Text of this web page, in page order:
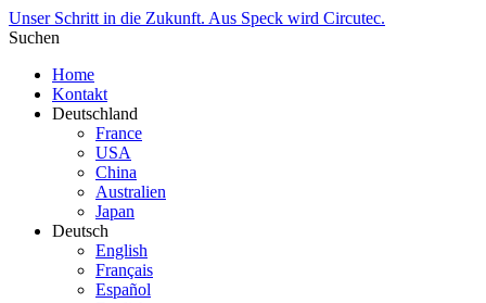
Unser Schritt in die Zukunft. Aus Speck wird Circutec.
Suchen
Home
Kontakt
Deutschland
France
USA
China
Australien
Japan
Deutsch
English
Français
Español